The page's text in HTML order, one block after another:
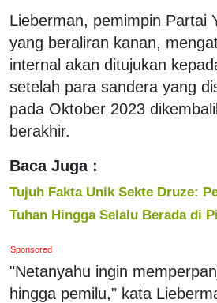
Lieberman, pemimpin Partai
yang beraliran kanan,
internal akan ditujukan
setelah para sandera yang
pada Oktober 2023
berakhir.
Baca Juga :
Tujuh Fakta Unik Sekte Druze:
Tuhan Hingga Selalu Berada di
Sponsored
"Netanyahu ingin
hingga pemilu," kata